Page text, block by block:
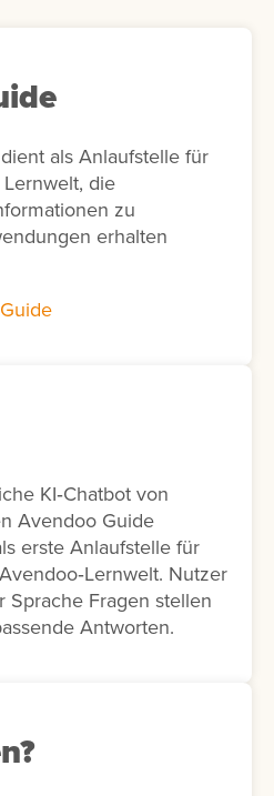
als Anlaufstelle für
die
zu
erhalten
KI‑Chatbot von
Avendoo Guide
erste Anlaufstelle für
Nutzer
Fragen stellen
Antworten.